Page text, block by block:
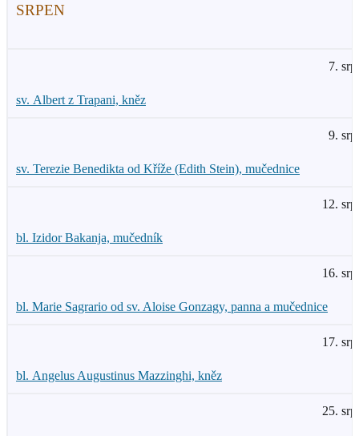
SRPEN
7.
sv. Albert z Trapani, kněz
9.
sv. Terezie Benedikta od Kříže (Edith Stein), mučednice
12.
bl. Izidor Bakanja, mučedník
16.
bl. Marie Sagrario od sv. Aloise Gonzagy, panna a mučednice
17.
bl. Angelus Augustinus Mazzinghi, kněz
25.